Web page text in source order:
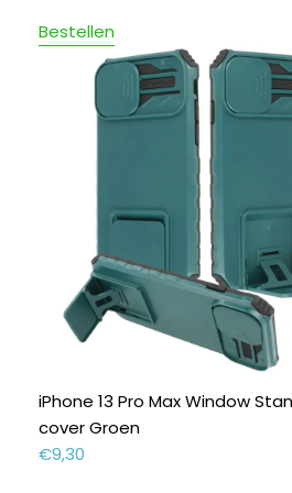
Bestellen
iPhone 13 Pro Max Window
cover Groen
€9,30